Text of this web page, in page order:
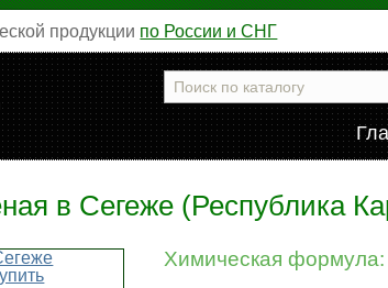
продукции по России и СНГ
в Сегеже (Республика
Химическая формула: